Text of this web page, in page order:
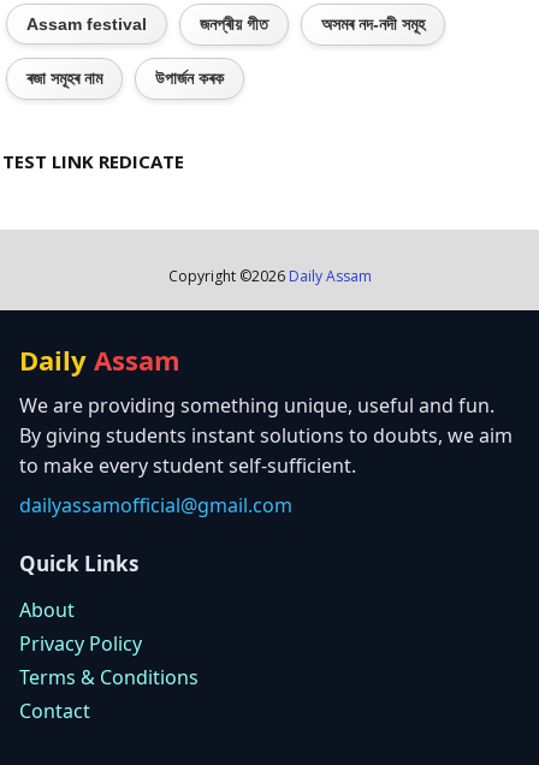
Assam festival জনপ্ৰীয় গীত অসমৰ নদ-নদী সমূহ
ৰজা সমূহৰ নাম উপাৰ্জন কৰক
TEST LINK REDICATE
Copyright ©2026 Daily Assam
Daily Assam
We are providing something unique, useful and fun.
By giving students instant solutions to doubts, we aim
to make every student self-sufficient.
dailyassamofficial@gmail.com
Quick Links
About
Privacy Policy
Terms & Conditions
Contact